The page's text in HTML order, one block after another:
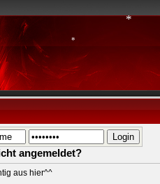
angemeldet?
aus hier^^
*
*